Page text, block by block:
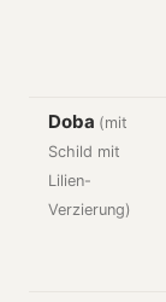
Doba (mit
Schild mit
Lilien-
Verzierung)